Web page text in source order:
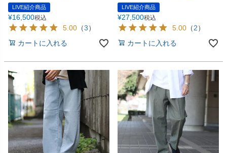
LIVE紹介商品
¥16,500税込
5.00 （3）
カートに入れる
LIVE紹介商品
¥27,500税込
5.00 （2）
カートに入れる